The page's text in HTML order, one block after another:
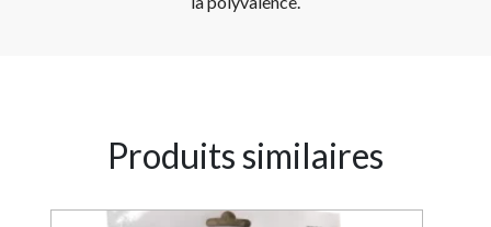
Produits similaires